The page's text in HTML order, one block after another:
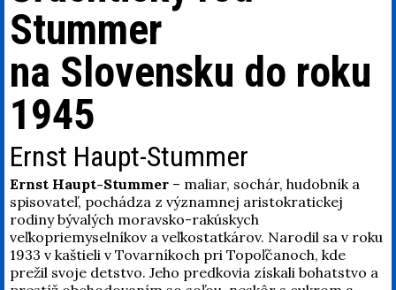
Stummer
na Slovensku do roku
1945
Ernst Haupt-Stummer
Ernst Haupt-Stummer– maliar, sochár, hudobník a
spisovateľ, pochádza z významnej aristokratickej
rodiny bývalých moravsko-rakúskych
veľkopriemyselníkov a veľkostatkárov. Narodil sa v roku
1933 v kaštieli v Tovarníkoch pri Topoľčanoch, kde
prežil svoje detstvo. Jeho predkovia získali bohatstvo a